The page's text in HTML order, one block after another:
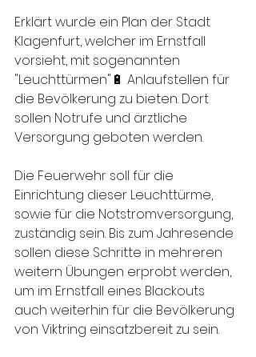
Erklärt wurde ein Plan der Stadt
Klagenfurt, welcher im Ernstfall
vorsieht, mit sogenannten
"Leuchttürmen"🔋 Anlaufstellen für
die Bevölkerung zu bieten. Dort
sollen Notrufe und ärztliche
Versorgung geboten werden.
Die Feuerwehr soll für die
Einrichtung dieser Leuchttürme,
sowie für die Notstromversorgung,
zuständig sein. Bis zum Jahresende
sollen diese Schritte in mehreren
weitern Übungen erprobt werden,
um im Ernstfall eines Blackouts
auch weiterhin für die Bevölkerung
von Viktring einsatzbereit zu sein.